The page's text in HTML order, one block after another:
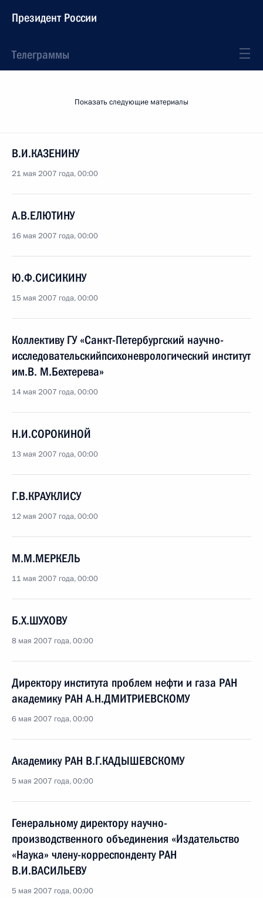
Президент России
Телеграммы
Показать следующие материалы
В.И.КАЗЕНИНУ
21 мая 2007 года, 00:00
А.В.ЕЛЮТИНУ
16 мая 2007 года, 00:00
Ю.Ф.СИСИКИНУ
15 мая 2007 года, 00:00
Коллективу ГУ «Санкт-Петербургский научно-
исследовательскийпсихоневрологический институт
им.В. М.Бехтерева»
14 мая 2007 года, 00:00
Н.И.СОРОКИНОЙ
13 мая 2007 года, 00:00
Г.В.КРАУКЛИСУ
12 мая 2007 года, 00:00
М.М.МЕРКЕЛЬ
11 мая 2007 года, 00:00
Б.Х.ШУХОВУ
8 мая 2007 года, 00:00
Директору института проблем нефти и газа РАН
академику РАН А.Н.ДМИТРИЕВСКОМУ
6 мая 2007 года, 00:00
Академику РАН В.Г.КАДЫШЕВСКОМУ
5 мая 2007 года, 00:00
Генеральному директору научно-
производственного объединения «Издательство
«Наука» члену-корреспонденту РАН
В.И.ВАСИЛЬЕВУ
5 мая 2007 года, 00:00